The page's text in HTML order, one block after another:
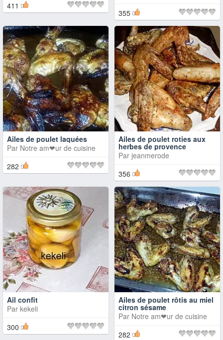
411
355
Ailes de poulet laquées
Par Notre am❤ur de cuisine
282
Ailes de poulet roties aux
herbes de provence
Par jeanmerode
356
Ail confit
Par kekeli
300
Ailes de poulet rôtis au miel
citron sésame
Par Notre am❤ur de cuisine
282